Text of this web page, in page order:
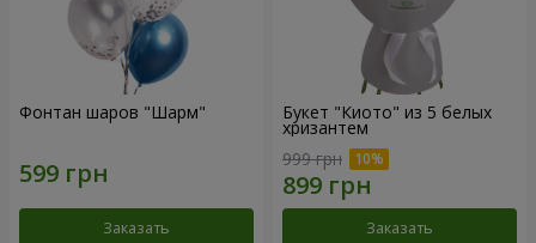
Фонтан шаров "Шарм"
Заказать
Букет "Киото" из 5 белых
хризантем
999 грн
Заказать